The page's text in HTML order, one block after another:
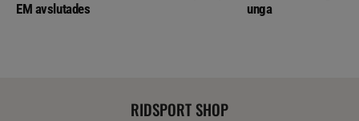
EM avslutades
unga
RIDSPORT SHOP